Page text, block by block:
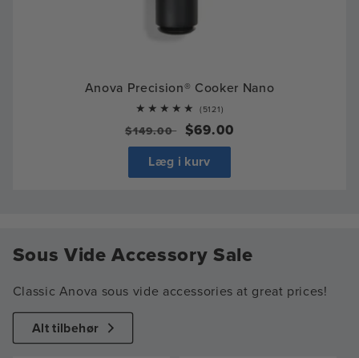
Anova Precision® Cooker Nano
(5121)
reviews
Almindelig
pris
$149.00 Udsalgspris
$69.00
Læg i kurv
Sous Vide Accessory Sale
Classic Anova sous vide accessories at great prices!
Alt tilbehør